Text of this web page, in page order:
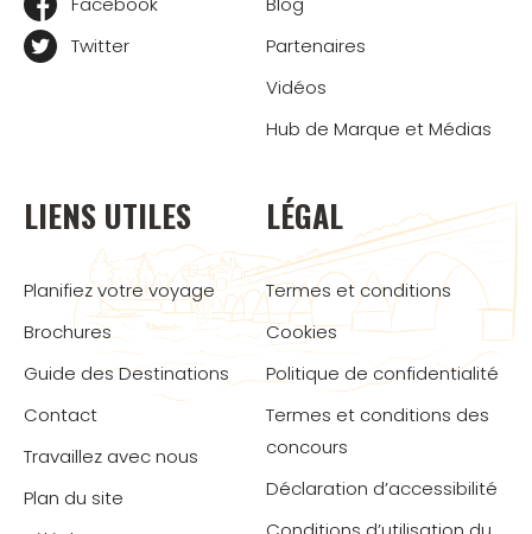
Twitter
Partenaires
Vidéos
Hub de Marque et Médias
LIENS UTILES
Planifiez votre voyage
Brochures
Guide des Destinations
Contact
Travaillez avec nous
Plan du site
LÉGAL
Termes et conditions
Cookies
Politique de confidentialité
Termes et conditions des
concours
Déclaration d’accessibilité